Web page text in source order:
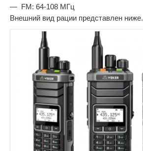
FM: 64-108 МГц
Внешний вид рации представлен ниже.